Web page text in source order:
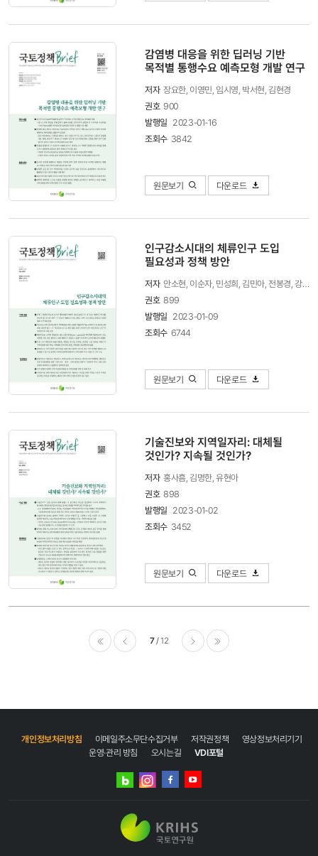
감염병 대응을 위한 딥러닝 기반
목적별 통행수요 예측모형 개발 연구
저자 장요한, 이영민, 임시영, 박서현, 김현경
권호 900
발행일 2023-01-16
조회수 3842
원문보기 다운로드
인구감소시대의 체류인구 도입
필요성과 정책 방안
저자 안소현, 이순자, 민성희, 김민아, 전봉경, 강민석
권호 899
발행일 2023-01-09
조회수 6744
원문보기 다운로드
기술진보와 지역일자리: 대체될
것인가? 지속될 것인가?
저자 홍사흠, 김명한, 유현아
권호 898
발행일 2023-01-02
조회수 3452
원문보기 다운로드
7 12
개인정보처리방침 이메일주소무단수집거부 저작권정책
영상정보처리기기
운영·관리 방침
오시는길 VDI포털
네이버
인스타그램